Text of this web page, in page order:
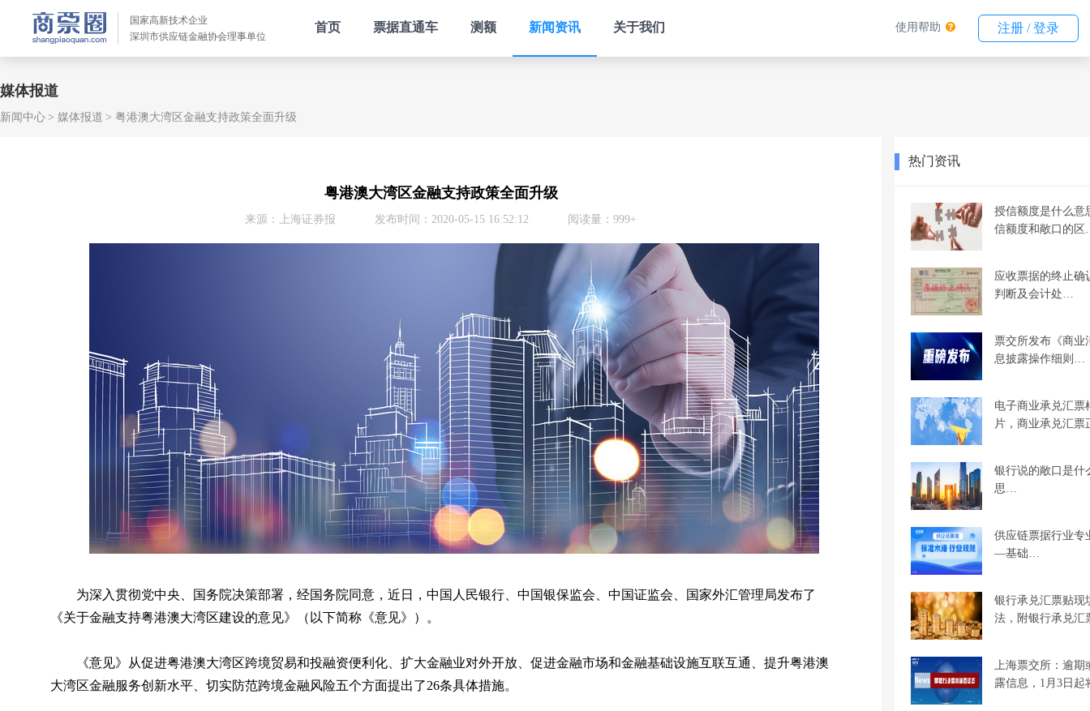
国家高新技术企业
深圳市供应链金融协会理事单位
首页 票据直通车 测额 新闻资讯 关于我们 使用帮助 注册 / 登录
媒体报道
新闻中心 媒体报道 粤港澳大湾区金融支持政策全面升级
粤港澳大湾区金融支持政策全面升级
来源：上海证券报 发布时间：2020-05-15 16:52:12 阅读量：999+
为深入贯彻党中央、国务院决策部署，经国务院同意，近日，中国人民银行、中国银保监会、中国证监会、国家外汇管理局发布了
《关于金融支持粤港澳大湾区建设的意见》（以下简称《意见》）。
《意见》从促进粤港澳大湾区跨境贸易和投融资便利化、扩大金融业对外开放、促进金融市场和金融基础设施互联互通、提升粤港澳
大湾区金融服务创新水平、切实防范跨境金融风险五个方面提出了26条具体措施。
热门资讯
授信额度是什么意
信额度和敞口的
应收票据的终止确
判断及会计处…
票交所发布《商业
息披露操作细则…
电子商业承兑汇票
片，商业承兑汇
银行说的敞口是什
思…
供应链票据行业专
—基础…
银行承兑汇票贴现
法，附银行承兑
上海票交所：逾期
露信息，1月3日